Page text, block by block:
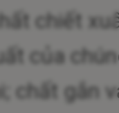
chiết
của
chất gắn